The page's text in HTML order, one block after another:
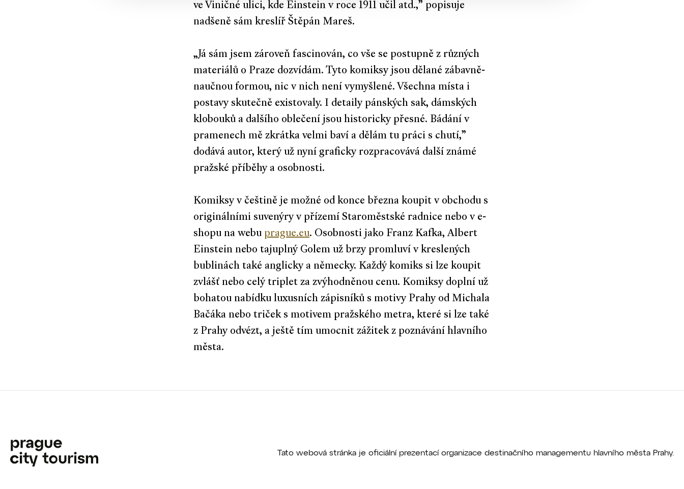
ve Viničné ulici, kde Einstein v roce 1911 učil atd.,” popisuje
nadšeně sám kreslíř Štěpán Mareš.
„Já sám jsem zároveň fascinován, co vše se postupně z různých
materiálů o Praze dozvídám. Tyto komiksy jsou dělané zábavně-
naučnou formou, nic v nich není vymyšlené. Všechna místa i
postavy skutečně existovaly. I detaily pánských sak, dámských
klobouků a dalšího oblečení jsou historicky přesné. Bádání v
pramenech mě zkrátka velmi baví a dělám tu práci s chutí,”
dodává autor, který už nyní graficky rozpracovává další známé
pražské příběhy a osobnosti.
Komiksy v češtině je možné od konce března koupit v obchodu s
originálními suvenýry v přízemí Staroměstské radnice nebo v e-
shopu na webu prague.eu. Osobnosti jako Franz Kafka, Albert
Einstein nebo tajuplný Golem už brzy promluví v kreslených
bublinách také anglicky a německy. Každý komiks si lze koupit
zvlášť nebo celý triplet za zvýhodněnou cenu. Komiksy doplní už
bohatou nabídku luxusních zápisníků s motivy Prahy od Michala
Bačáka nebo triček s motivem pražského metra, které si lze také
z Prahy odvézt, a ještě tím umocnit zážitek z poznávání hlavního
města.
Tato webová stránka je oficiální prezentací organizace destinačního managementu hlavního města Prahy.